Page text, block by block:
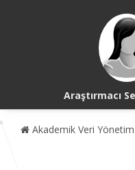
Araştırmacı
Akademik Veri